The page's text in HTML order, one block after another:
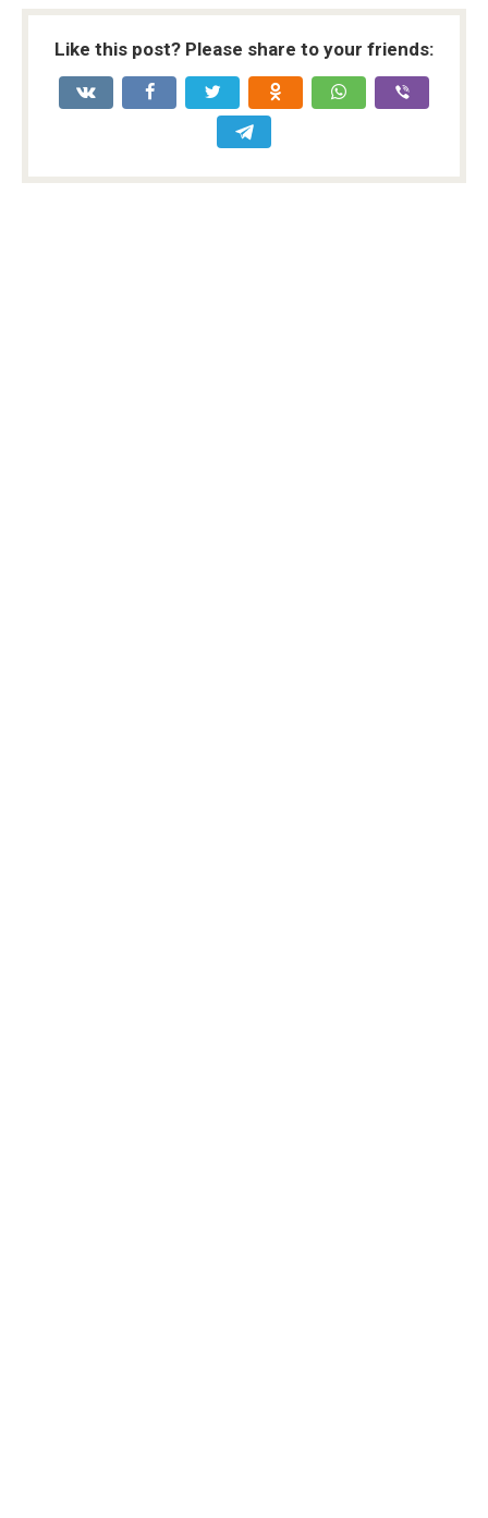
Like this post? Please share to your friends: